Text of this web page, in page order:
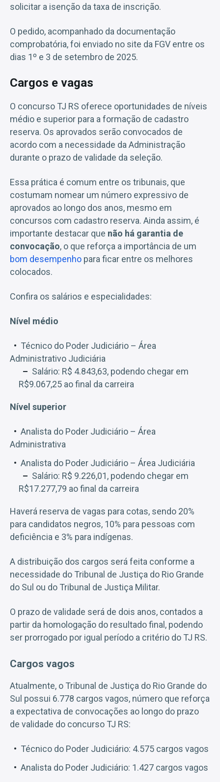
solicitar a isenção da taxa de inscrição.
O pedido, acompanhado da documentação
comprobatória, foi enviado no site da FGV entre os
dias 1º e 3 de setembro de 2025.
Cargos e vagas
O concurso TJ RS oferece oportunidades de níveis
médio e superior para a formação de cadastro
reserva. Os aprovados serão convocados de
acordo com a necessidade da Administração
durante o prazo de validade da seleção.
Essa prática é comum entre os tribunais, que
costumam nomear um número expressivo de
aprovados ao longo dos anos, mesmo em
concursos com cadastro reserva. Ainda assim, é
importante destacar que não há garantia de
convocação, o que reforça a importância de um
bom desempenho para ficar entre os melhores
colocados.
Confira os salários e especialidades:
Nível médio
Técnico do Poder Judiciário – Área
Administrativo Judiciária
Salário: R$ 4.843,63, podendo chegar em
R$9.067,25 ao final da carreira
Nível superior
Analista do Poder Judiciário – Área
Administrativa
Analista do Poder Judiciário – Área Judiciária
Salário: R$ 9.226,01, podendo chegar em
R$17.277,79 ao final da carreira
Haverá reserva de vagas para cotas, sendo 20%
para candidatos negros, 10% para pessoas com
deficiência e 3% para indígenas.
A distribuição dos cargos será feita conforme a
necessidade do Tribunal de Justiça do Rio Grande
do Sul ou do Tribunal de Justiça Militar.
O prazo de validade será de dois anos, contados a
partir da homologação do resultado final, podendo
ser prorrogado por igual período a critério do TJ RS.
Cargos vagos
Atualmente, o Tribunal de Justiça do Rio Grande do
Sul possui 6.778 cargos vagos, número que reforça
a expectativa de convocações ao longo do prazo
de validade do concurso TJ RS:
Técnico do Poder Judiciário: 4.575 cargos vagos
Analista do Poder Judiciário: 1.427 cargos vagos